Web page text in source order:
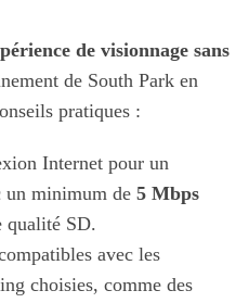
de visionnage sans
de South Park en
pratiques :
Internet pour un
un minimum de 5 Mbps
qualité SD.
avec les
choisies, comme des